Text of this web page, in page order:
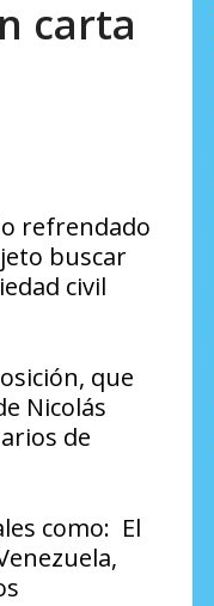
6, 2026carta
refrendado
buscar
civil
que
Nicolás
de
como: El